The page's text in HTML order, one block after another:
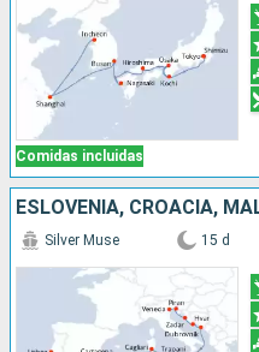
Comidas incluidas
Silver Muse 15 d